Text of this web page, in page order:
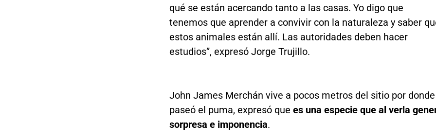
qué se están acercando tanto a las casas. Yo digo que
tenemos que aprender a convivir con la naturaleza y saber
estos animales están allí. Las autoridades deben hacer
estudios”, expresó Jorge Trujillo.
John James Merchán vive a pocos metros del sitio por donde
paseó el puma, expresó que es una especie que al verla
sorpresa e imponencia.